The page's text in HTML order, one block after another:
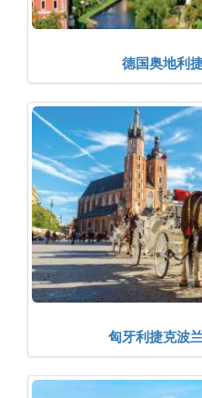
德国奥地利
匈牙利捷克波